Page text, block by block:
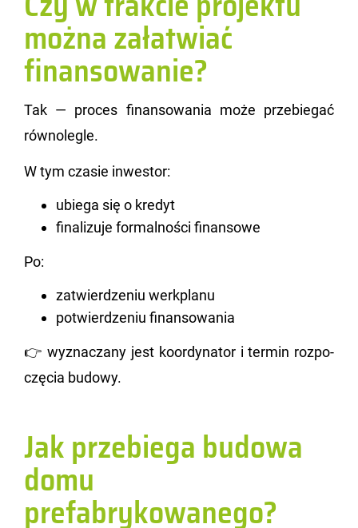
można załatwiać
finansowanie?
Tak — pro­ces fi­nan­so­wa­nia może prze­bie­gać
rów­no­le­gle.
W tym cza­sie in­we­stor:
ubiega się o kredyt
finalizuje formalności finansowe
Po:
zatwierdzeniu werkplanu
potwierdzeniu finansowania
👉 wy­zna­cza­ny jest ko­or­dy­na­tor i ter­min roz­po­
czę­cia bu­do­wy.
Jak przebiega budowa
domu
prefabrykowanego?